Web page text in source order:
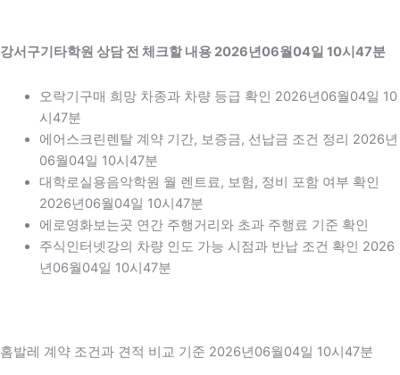
강서구기타학원 상담 전 체크할 내용 2026년06월04일 10시47분
오락기구매 희망 차종과 차량 등급 확인 2026년06월04일 10
시47분
에어스크린렌탈 계약 기간, 보증금, 선납금 조건 정리 2026년
06월04일 10시47분
대학로실용음악학원 월 렌트료, 보험, 정비 포함 여부 확인
2026년06월04일 10시47분
에로영화보는곳 연간 주행거리와 초과 주행료 기준 확인
주식인터넷강의 차량 인도 가능 시점과 반납 조건 확인 2026
년06월04일 10시47분
홈발레 계약 조건과 견적 비교 기준 2026년06월04일 10시47분